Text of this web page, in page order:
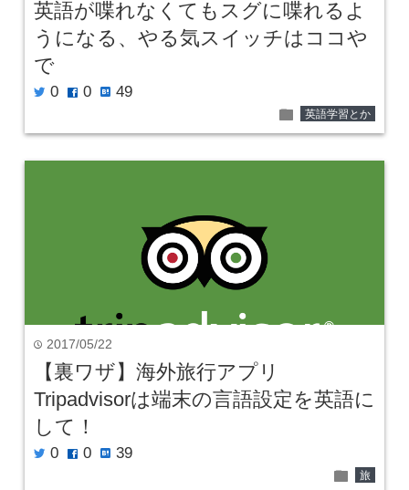
英語が喋れなくてもスグに喋れるよ
うになる、やる気スイッチはココや
で
twitter 0 facebook 0 hatenabookmark 49
folder 英語学習とか
time 2017/05/22
【裏ワザ】海外旅行アプリ
Tripadvisorは端末の言語設定を英語に
して！
twitter 0 facebook 0 hatenabookmark 39
folder 旅